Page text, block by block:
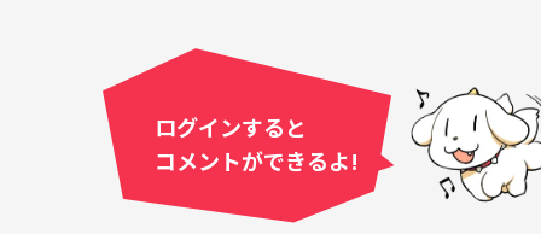
ログインすると
コメントができるよ!